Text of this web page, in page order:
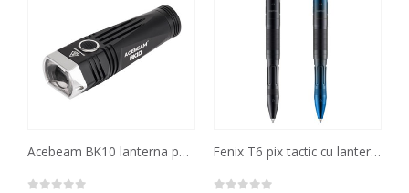
Acebeam BK10 lanterna pentru bicicleta, casca sau mana Fenix T6 pix tactic cu lanterna